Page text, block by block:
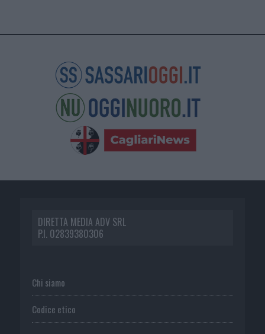
DIRETTA MEDIA ADV SRL
P.I. 02839380306
Chi siamo
Codice etico